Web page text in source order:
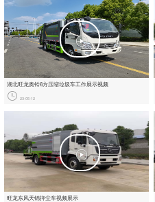
湖北旺龙奥铃6方压缩垃圾车工作展示视频
23-05-12
旺龙东风天锦抑尘车视频展示